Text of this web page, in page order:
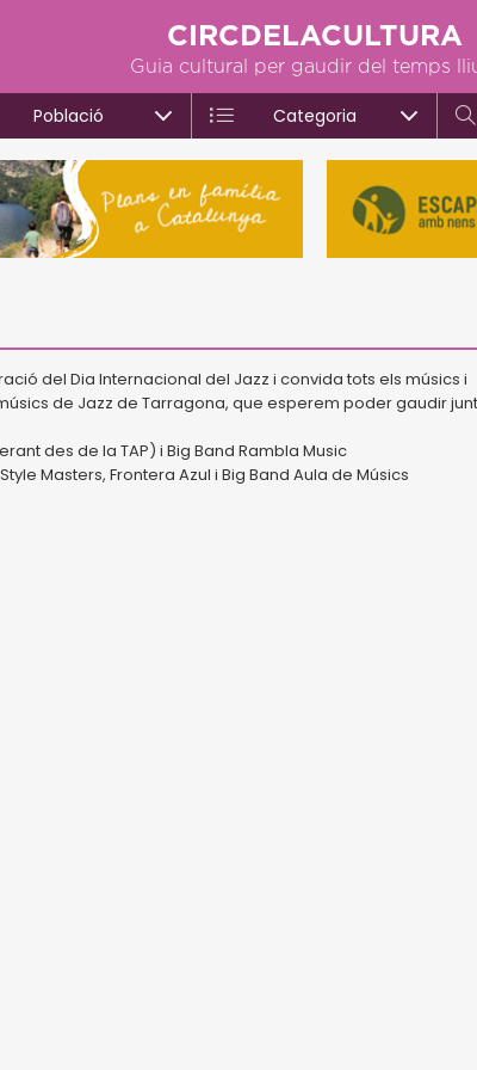
CIRCDELACULTURA
Guia cultural per gaudir del temps
Població Categoria
del Dia Internacional del Jazz i convida tots els músics i
de Jazz de Tarragona, que esperem poder gaudir
des de la TAP) i Big Band Rambla Music
Masters, Frontera Azul i Big Band Aula de Músics